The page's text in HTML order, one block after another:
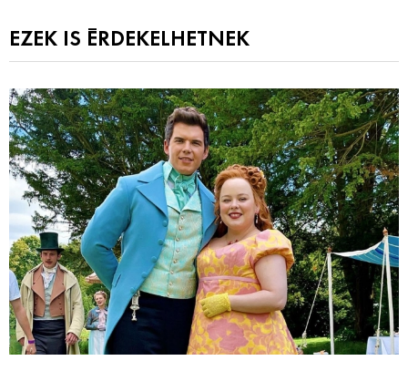
EZEK IS ÉRDEKELHETNEK